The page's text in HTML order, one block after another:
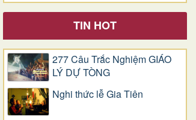
TIN HOT
277 Câu Trắc Nghiệm GIÁO
LÝ DỰ TÒNG
Nghi thức lễ Gia Tiên